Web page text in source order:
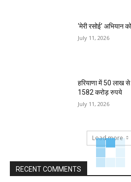
‘मेरी रसोई’ अभियान
July 11, 2026
हरियाणा में 50 लाख
1582 करोड़ रुपये
July 11, 2026
Load more
RECENT COMMENTS